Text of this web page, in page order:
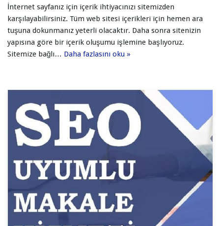
İnternet sayfanız için içerik ihtiyacınızı sitemizden
karşılayabilirsiniz. Tüm web sitesi içerikleri için hemen ara
tuşuna dokunmanız yeterli olacaktır. Daha sonra sitenizin
yapısına göre bir içerik oluşumu işlemine başlıyoruz.
Sitemize bağlı… Daha fazlasını oku »